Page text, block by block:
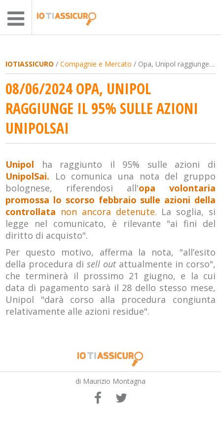
IOTIASSICURO /Compagnie e Mercato / Opa, Unipol raggiunge il 95% sulle azioni UnipolSai
08/06/2024 OPA, UNIPOL
RAGGIUNGE IL 95% SULLE AZIONI
UNIPOLSAI
Unipol ha raggiunto il 95% sulle azioni di
UnipolSai. Lo comunica una nota del gruppo
bolognese, riferendosi all'opa volontaria
promossa lo scorso febbraio sulle azioni della
controllata non ancora detenute. La soglia, si
legge nel comunicato, è rilevante "ai fini del
diritto di acquisto".
Per questo motivo, afferma la nota, "all’esito
della procedura disell outattualmente in corso",
che terminerà il prossimo 21 giugno, e la cui
data di pagamento sarà il 28 dello stesso mese,
Unipol "darà corso alla procedura congiunta
relativamente alle azioni residue".
di Maurizio Montagna